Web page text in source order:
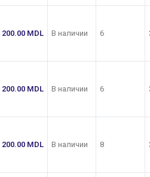
200.00 MDL В наличии 6
200.00 MDL В наличии 6
200.00 MDL В наличии 8